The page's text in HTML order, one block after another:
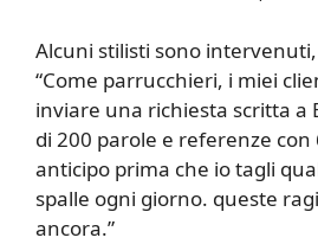
Alcuni stilisti sono
“Come parrucchieri, i miei
inviare una richiesta scritta a
di 200 parole e referenze
anticipo prima che io tagli
spalle ogni giorno. queste
ancora.”